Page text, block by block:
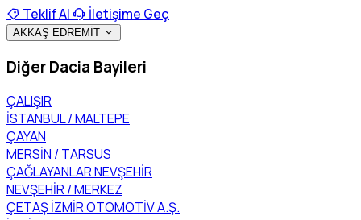
Teklif Al
İletişime Geç
AKKAŞ EDREMİT
Diğer Dacia Bayileri
ÇALIŞIR
İSTANBUL / MALTEPE
ÇAYAN
MERSİN / TARSUS
ÇAĞLAYANLAR NEVŞEHİR
NEVŞEHİR / MERKEZ
ÇETAŞ İZMİR OTOMOTİV A.Ş.